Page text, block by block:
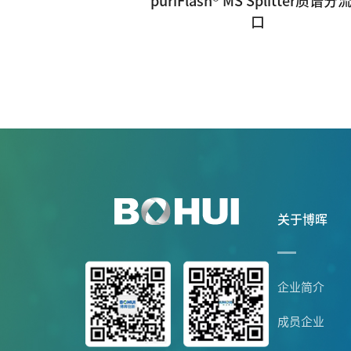
口
关于博晖
企业简介
成员企业